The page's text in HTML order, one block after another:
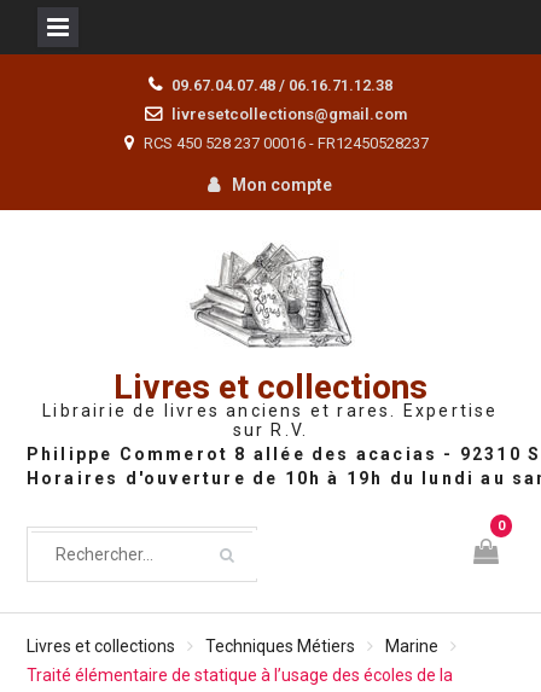
09.67.04.07.48 / 06.16.71.12.38
livresetcollections@gmail.com
RCS 450 528 237 00016 - FR12450528237
Mon compte
Livres et collections
Librairie de livres anciens et rares. Expertise
sur R.V.
0
Livres et collections Techniques Métiers
Marine
Traité élémentaire de statique à l’usage des écoles de la